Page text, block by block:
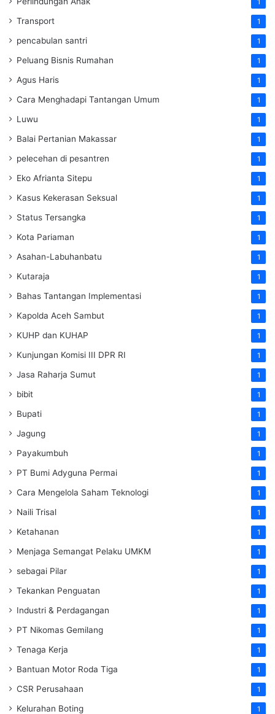
1
Transport 1
pencabulan santri 1
Peluang Bisnis Rumahan 1
Agus Haris 1
Cara Menghadapi Tantangan Umum 1
Luwu 1
Balai Pertanian Makassar 1
pelecehan di pesantren 1
Eko Afrianta Sitepu 1
Kasus Kekerasan Seksual 1
Status Tersangka 1
Kota Pariaman 1
Asahan-Labuhanbatu 1
Kutaraja 1
Bahas Tantangan Implementasi 1
Kapolda Aceh Sambut 1
KUHP dan KUHAP 1
Kunjungan Komisi III DPR RI 1
Jasa Raharja Sumut 1
bibit 1
Bupati 1
Jagung 1
Payakumbuh 1
PT Bumi Adyguna Permai 1
Cara Mengelola Saham Teknologi 1
Naili Trisal 1
Ketahanan 1
Menjaga Semangat Pelaku UMKM 1
sebagai Pilar 1
Tekankan Penguatan 1
Industri & Perdagangan 1
PT Nikomas Gemilang 1
Tenaga Kerja 1
Bantuan Motor Roda Tiga 1
CSR Perusahaan 1
Kelurahan Boting 1